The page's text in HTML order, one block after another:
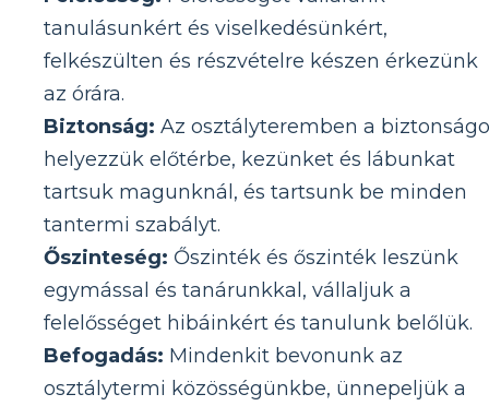
tanulásunkért és viselkedésünkért,
felkészülten és részvételre készen érkezünk
az órára.
Biztonság: Az osztályteremben a
helyezzük előtérbe, kezünket és lábunkat
tartsuk magunknál, és tartsunk be minden
tantermi szabályt.
Őszinteség: Őszinték és őszinték leszünk
egymással és tanárunkkal, vállaljuk a
felelősséget hibáinkért és tanulunk belőlük.
Befogadás: Mindenkit bevonunk az
osztálytermi közösségünkbe, ünnepeljük a